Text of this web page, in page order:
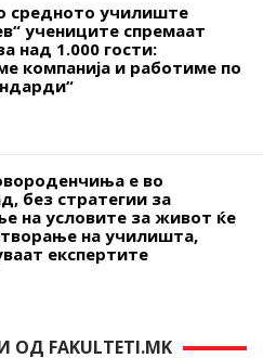
средното училиште
учениците спремаат
над 1.000 гости:
компанија и работиме по
е во
без стратегии за
на условите за живот ќе
на училишта,
експертите
FAKULTETI.MK